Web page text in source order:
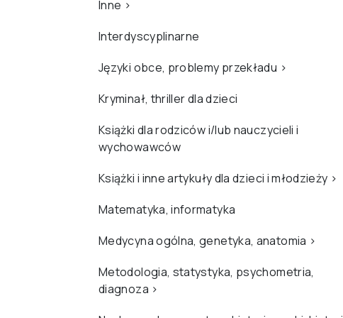
Inne ›
Interdyscyplinarne
Języki obce, problemy przekładu ›
Kryminał, thriller dla dzieci
Książki dla rodziców i/lub nauczycieli i
wychowawców
Książki i inne artykuły dla dzieci i młodzieży ›
Matematyka, informatyka
Medycyna ogólna, genetyka, anatomia ›
Metodologia, statystyka, psychometria,
diagnoza ›